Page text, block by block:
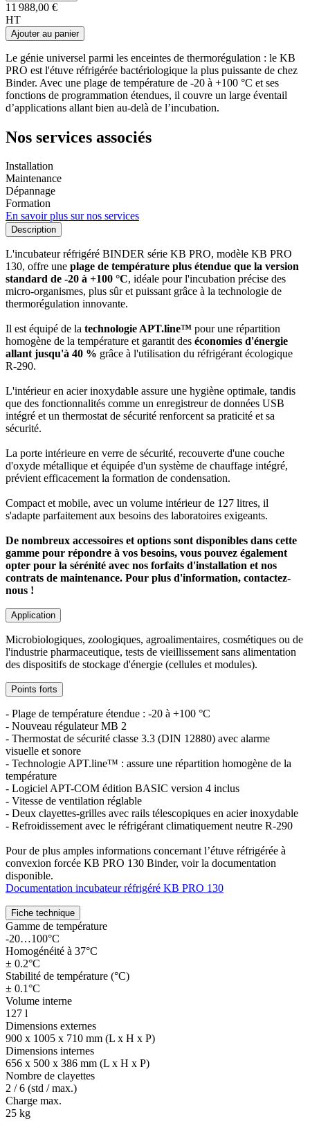
11 988,00 €
HT
Ajouter au panier
Le génie universel parmi les enceintes de thermorégulation : le KB
PRO est l'étuve réfrigérée bactériologique la plus puissante de chez
Binder. Avec une plage de température de -20 à +100 °C et ses
fonctions de programmation étendues, il couvre un large éventail
d’applications allant bien au-delà de l’incubation.
Nos services associés
Installation
Maintenance
Dépannage
Formation
En savoir plus sur nos services
Description
L'incubateur réfrigéré BINDER série KB PRO, modèle KB PRO
130, offre une plage de température plus étendue que la version
standard de -20 à +100 °C, idéale pour l'incubation précise des
micro-organismes, plus sûr et puissant grâce à la technologie de
thermorégulation innovante.
Il est équipé de la technologie APT.line™ pour une répartition
homogène de la température et garantit des économies d'énergie
allant jusqu'à 40 % grâce à l'utilisation du réfrigérant écologique
R-290.
L'intérieur en acier inoxydable assure une hygiène optimale, tandis
que des fonctionnalités comme un enregistreur de données USB
intégré et un thermostat de sécurité renforcent sa praticité et sa
sécurité.
La porte intérieure en verre de sécurité, recouverte d'une couche
d'oxyde métallique et équipée d'un système de chauffage intégré,
prévient efficacement la formation de condensation.
Compact et mobile, avec un volume intérieur de 127 litres, il
s'adapte parfaitement aux besoins des laboratoires exigeants.
De nombreux accessoires et options sont disponibles dans cette
gamme pour répondre à vos besoins, vous pouvez également
opter pour la sérénité avec nos forfaits d'installation et nos
contrats de maintenance. Pour plus d'information, contactez-
nous !
Application
Microbiologiques, zoologiques, agroalimentaires, cosmétiques ou de
l'industrie pharmaceutique, tests de vieillissement sans alimentation
des dispositifs de stockage d'énergie (cellules et modules).
Points forts
- Plage de température étendue : -20 à +100 °C
- Nouveau régulateur MB 2
- Thermostat de sécurité classe 3.3 (DIN 12880) avec alarme
visuelle et sonore
- Technologie APT.line™ : assure une répartition homogène de la
température
- Logiciel APT-COM édition BASIC version 4 inclus
- Vitesse de ventilation réglable
- Deux clayettes-grilles avec rails télescopiques en acier inoxydable
- Refroidissement avec le réfrigérant climatiquement neutre R-290
Pour de plus amples informations concernant l’étuve réfrigérée à
convexion forcée KB PRO 130 Binder, voir la documentation
disponible.
Documentation incubateur réfrigéré KB PRO 130
Fiche technique
Gamme de température
-20…100°C
Homogénéité à 37°C
± 0.2°C
Stabilité de température (°C)
± 0.1°C
Volume interne
127 l
Dimensions externes
900 x 1005 x 710 mm (L x H x P)
Dimensions internes
656 x 500 x 386 mm (L x H x P)
Nombre de clayettes
2 / 6 (std / max.)
Charge max.
25 kg